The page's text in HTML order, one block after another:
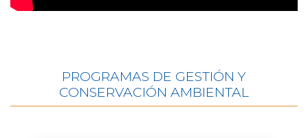
PROGRAMAS DE GESTIÓN Y
CONSERVACIÓN AMBIENTAL